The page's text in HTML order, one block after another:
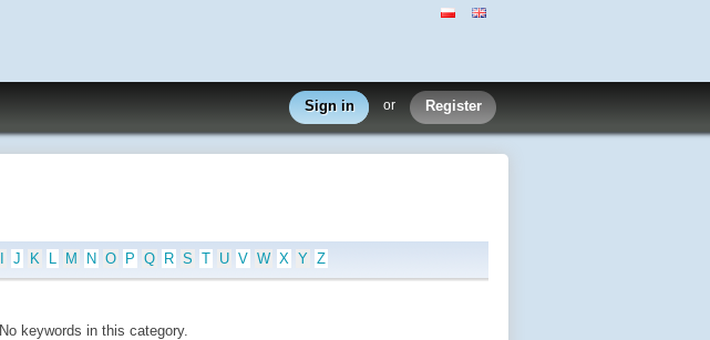
Sign in or Register
J K L M N O P Q R S T U V W X Y Z
No keywords in this category.